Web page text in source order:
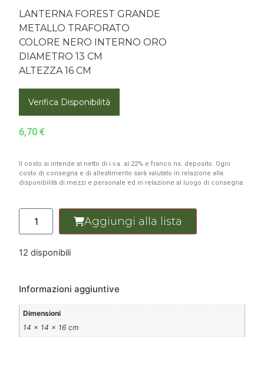
LANTERNA FOREST GRANDE
METALLO TRAFORATO
COLORE NERO INTERNO ORO
DIAMETRO 13 CM
ALTEZZA 16 CM
Verifica Disponibilità
6,70 €
Il costo si intende al netto di i.v.a. al 22% e franco ns. deposito. Ogni
costo di consegna e di allestimento sarà valutato in relazione alla
disponibilità di mezzi e personale ed in relazione al luogo di consegna.
Aggiungi alla lista
12 disponibili
Informazioni aggiuntive
Dimensioni
14 × 14 × 16 cm